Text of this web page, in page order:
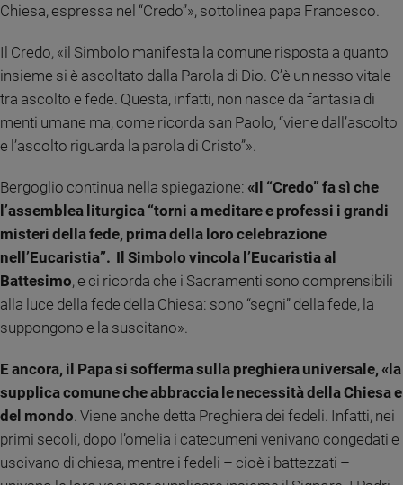
Caso
settimana
Migranti
Diversità
e
inclusione
Cultura
e
spettacoli
Sanremo
2026
Cinema,
Tv
Libri
Musica
Arte
Famiglia
Chiesa, espressa nel “Credo”», sottolinea papa Francesco.
Il Credo, «il Simbolo manifesta la comune risposta a quanto
insieme si è ascoltato dalla Parola di Dio. C’è un nesso vitale
tra ascolto e fede. Questa, infatti, non nasce da fantasia di
menti umane ma, come ricorda san Paolo, “viene dall’ascolto
e l’ascolto riguarda la parola di Cristo”».
Bergoglio continua nella spiegazione: «Il “Credo” fa sì che
l’assemblea liturgica “torni a meditare e professi i grandi
misteri della fede, prima della loro celebrazione
nell’Eucaristia”. Il Simbolo vincola l’Eucaristia al
Battesimo, e ci ricorda che i Sacramenti sono comprensibili
alla luce della fede della Chiesa: sono “segni” della fede, la
suppongono e la suscitano».
E ancora, il Papa si sofferma sulla preghiera universale, «la
supplica comune che abbraccia le necessità della Chiesa e
del mondo. Viene anche detta Preghiera dei fedeli. Infatti, nei
primi secoli, dopo l’omelia i catecumeni venivano congedati e
uscivano di chiesa, mentre i fedeli – cioè i battezzati –